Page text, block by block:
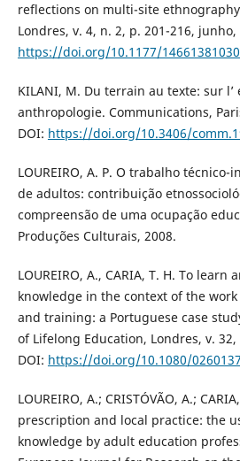
reflections on multi-site
Londres, v. 4, n. 2, p. 201-216, junho,
https://doi.org/10.1177/
KILANI, M. Du terrain au texte: sur l’
anthropologie. Communications,
DOI: https://doi.org/10.3406/
LOUREIRO, A. P. O trabalho
de adultos: contribuição
compreensão de uma ocupação
Produções Culturais, 2008.
LOUREIRO, A., CARIA, T. H. To learn
knowledge in the context of the
and training: a Portuguese case
of Lifelong Education, Londres, v. 32,
DOI: https://doi.org/10.1080/
LOUREIRO, A.; CRISTÓVÃO, A.;
prescription and local practice: the
knowledge by adult education